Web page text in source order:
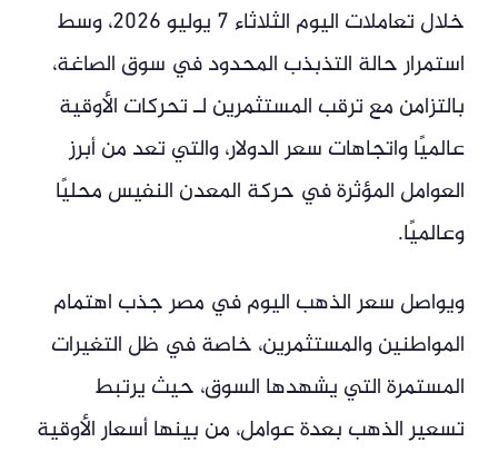
خلال تعاملات اليوم الثلاثاء 7 يوليو 2026، وسط
استمرار حالة التذبذب المحدود في سوق الصاغة،
بالتزامن مع ترقب المستثمرين لـ تحركات الأوقية
عالميًا واتجاهات سعر الدولار، والتي تعد من أبرز
العوامل المؤثرة في حركة المعدن النفيس محليًا
وعالميًا.
ويواصل سعر الذهب اليوم في مصر جذب اهتمام
المواطنين والمستثمرين، خاصة في ظل التغيرات
المستمرة التي يشهدها السوق، حيث يرتبط
تسعير الذهب بعدة عوامل، من بينها أسعار الأوقية